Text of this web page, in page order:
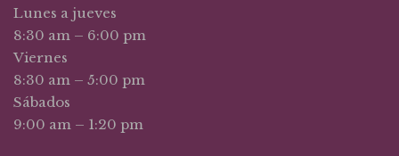
Lunes a jueves
8:30 am – 6:00 pm
Viernes
8:30 am – 5:00 pm
Sábados
9:00 am – 1:20 pm